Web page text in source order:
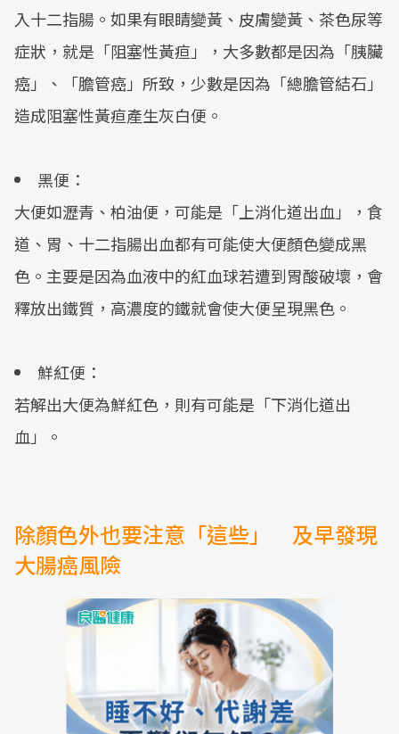
入十二指腸。如果有眼睛變黃、皮膚變黃、茶色尿等
症狀，就是「阻塞性黃疸」，大多數都是因為「胰臟
癌」、「膽管癌」所致，少數是因為「總膽管結石」
造成阻塞性黃疸產生灰白便。
黑便：
大便如瀝青、柏油便，可能是「上消化道出血」，食
道、胃、十二指腸出血都有可能使大便顏色變成黑
色。主要是因為血液中的紅血球若遭到胃酸破壞，會
釋放出鐵質，高濃度的鐵就會使大便呈現黑色。
鮮紅便：
若解出大便為鮮紅色，則有可能是「下消化道出
血」。
除顏色外也要注意「這些」 及早發現
大腸癌風險